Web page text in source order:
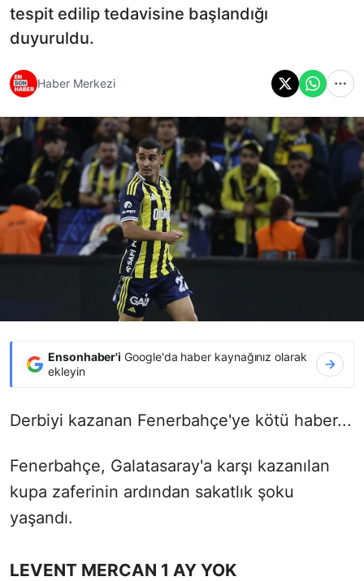
tespit edilip tedavisine başlandığı
duyuruldu.
Haber Merkezi
Ensonhaber'i Google'da haber kaynağınız olarak
ekleyin
Derbiyi kazanan Fenerbahçe'ye kötü haber...
Fenerbahçe, Galatasaray'a karşı kazanılan
kupa zaferinin ardından sakatlık şoku
yaşandı.
LEVENT MERCAN 1 AY YOK